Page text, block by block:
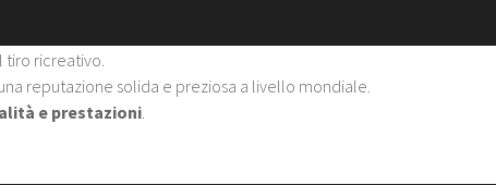
tiro ricreativo.
reputazione solida e preziosa a livello mondiale.
e prestazioni.